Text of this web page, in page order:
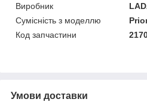
Виробник
Сумісність з моделлю
Код запчастини
Умови доставки